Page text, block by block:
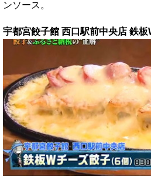
ンソース。
宇都宮餃子館 西口駅前中央店 鉄板